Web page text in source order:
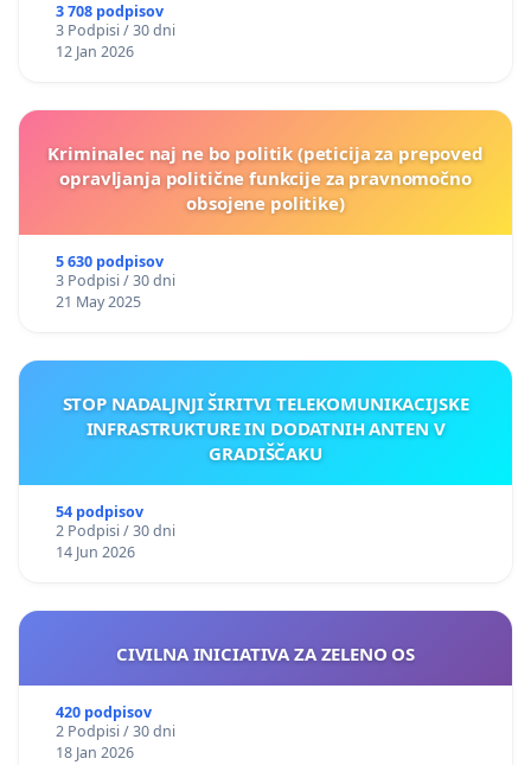
3 708 podpisov
3 Podpisi / 30 dni
12 Jan 2026
Kriminalec naj ne bo politik (peticija za prepoved
opravljanja politične funkcije za pravnomočno
obsojene politike)
5 630 podpisov
3 Podpisi / 30 dni
21 May 2025
STOP NADALJNJI ŠIRITVI TELEKOMUNIKACIJSKE
INFRASTRUKTURE IN DODATNIH ANTEN V
GRADIŠČAKU
54 podpisov
2 Podpisi / 30 dni
14 Jun 2026
CIVILNA INICIATIVA ZA ZELENO OS
420 podpisov
2 Podpisi / 30 dni
18 Jan 2026